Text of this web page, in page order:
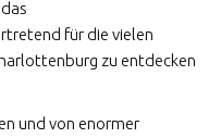
für die vielen
zu entdecken
und von enormer